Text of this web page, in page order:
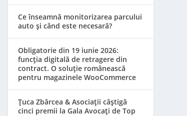
Ce înseamnă monitorizarea parcului
auto și când este necesară?
Obligatorie din 19 iunie 2026:
funcția digitală de retragere din
contract. O soluție românească
pentru magazinele WooCommerce
Țuca Zbârcea & Asociații câștigă
cinci premii la Gala Avocați de Top